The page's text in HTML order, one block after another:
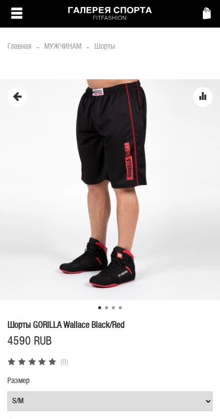
Главная МУЖЧИНАМ Шорты
(0)
Шорты GORILLA Wallace Black/Red
4590 RUB
Размер